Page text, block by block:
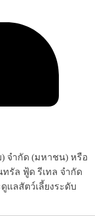
) จำกัด (มหาชน) หรือ
รัล ฟู้ด รีเทล จำกัด
แลสัตว์เลี้ยงระดับ